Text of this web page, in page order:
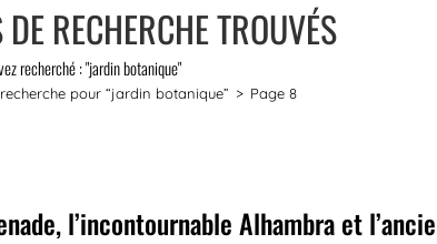
DE RECHERCHE TROUVÉS
recherché : "jardin botanique"
pour“jardin botanique” > Page 8
l’incontournable Alhambra et